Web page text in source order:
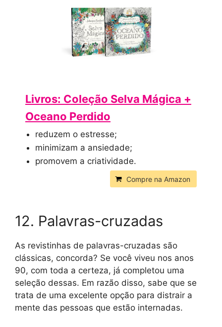
Livros: Coleção Selva Mágica +
Oceano Perdido
reduzem o estresse;
minimizam a ansiedade;
promovem a criatividade.
Compre na Amazon
12. Palavras-cruzadas
As revistinhas de palavras-cruzadas são
clássicas, concorda? Se você viveu nos anos
90, com toda a certeza, já completou uma
seleção dessas. Em razão disso, sabe que se
trata de uma excelente opção para distrair a
mente das pessoas que estão internadas.